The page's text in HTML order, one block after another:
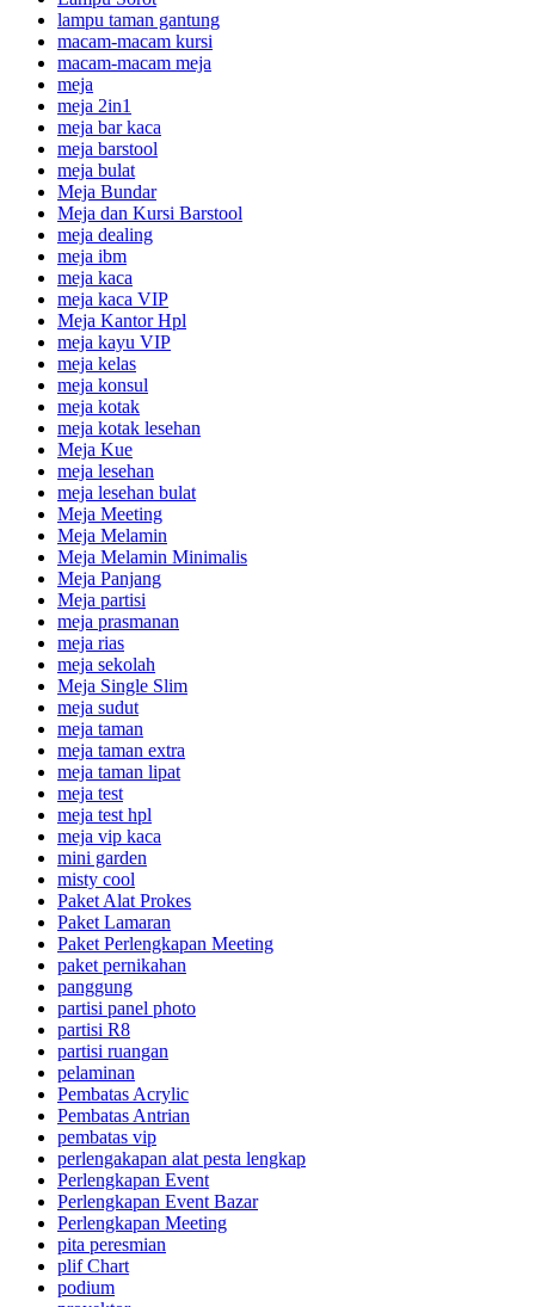
lampu taman gantung
macam-macam kursi
macam-macam meja
meja
meja 2in1
meja bar kaca
meja barstool
meja bulat
Meja Bundar
Meja dan Kursi Barstool
meja dealing
meja ibm
meja kaca
meja kaca VIP
Meja Kantor Hpl
meja kayu VIP
meja kelas
meja konsul
meja kotak
meja kotak lesehan
Meja Kue
meja lesehan
meja lesehan bulat
Meja Meeting
Meja Melamin
Meja Melamin Minimalis
Meja Panjang
Meja partisi
meja prasmanan
meja rias
meja sekolah
Meja Single Slim
meja sudut
meja taman
meja taman extra
meja taman lipat
meja test
meja test hpl
meja vip kaca
mini garden
misty cool
Paket Alat Prokes
Paket Lamaran
Paket Perlengkapan Meeting
paket pernikahan
panggung
partisi panel photo
partisi R8
partisi ruangan
pelaminan
Pembatas Acrylic
Pembatas Antrian
pembatas vip
perlengakapan alat pesta lengkap
Perlengkapan Event
Perlengkapan Event Bazar
Perlengkapan Meeting
pita peresmian
plif Chart
podium